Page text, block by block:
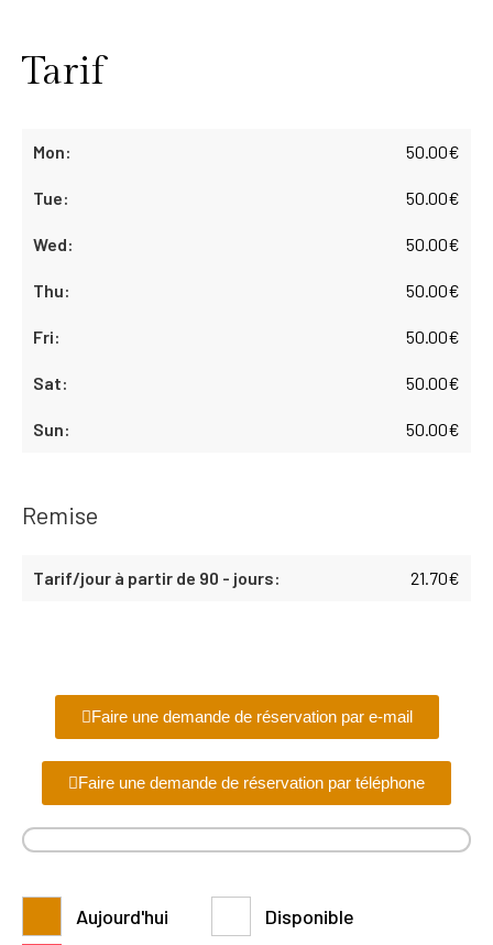
Tarif
50.00€
50.00€
50.00€
50.00€
50.00€
50.00€
50.00€
Remise
21.70€
Faire une demande de réservation par e-mail
Faire une demande de réservation par téléphone
Aujourd'hui Disponible